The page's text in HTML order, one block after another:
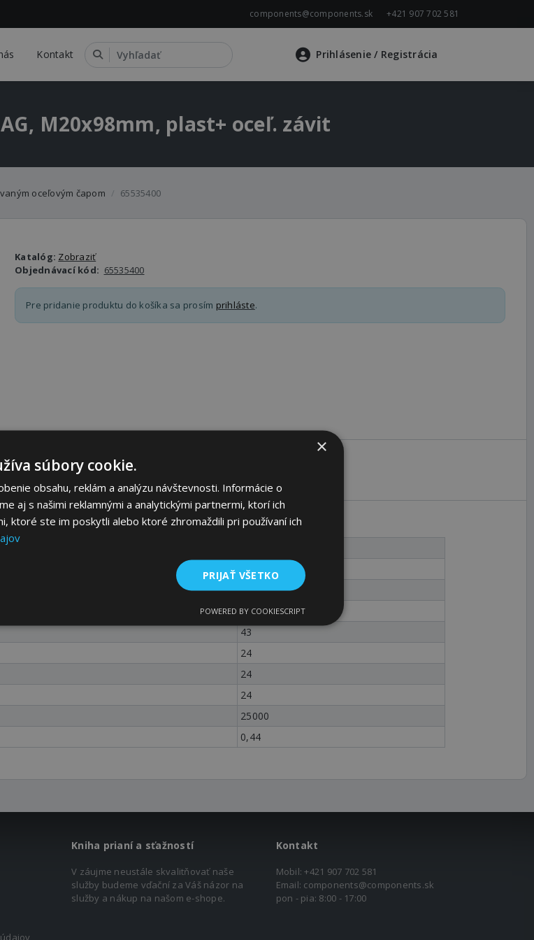
components@components.sk +421 907 702 581
Kontakt Prihlásenie/ Registrácia
M20x98mm, plast+ oceľ. závit
oceľovým čapom 65535400
Katalóg: Zobraziť
Objednávací kód: 65535400
Pre pridanie produktu do košíka sa prosím prihláste.
Ceny Popis
100
M20
98
43
24
24
24
25000
0,44
Kniha prianí a sťažností
V záujme neustále skvalitňovať naše
služby budeme vďační za Váš názor na
služby a nákup na našom e-shope.
Kontakt
Mobil: +421 907 702 581
Email: components@components.sk
pon - pia: 8:00 - 17:00
×
súbory cookie.
obsahu, reklám a analýzu návštevnosti. Informácie o
aj s našimi reklamnými a analytickými partnermi, ktorí ich
ktoré ste im poskytli alebo ktoré zhromaždili pri používaní ich
PRIJAŤ VŠETKO
POWERED BY COOKIESCRIPT